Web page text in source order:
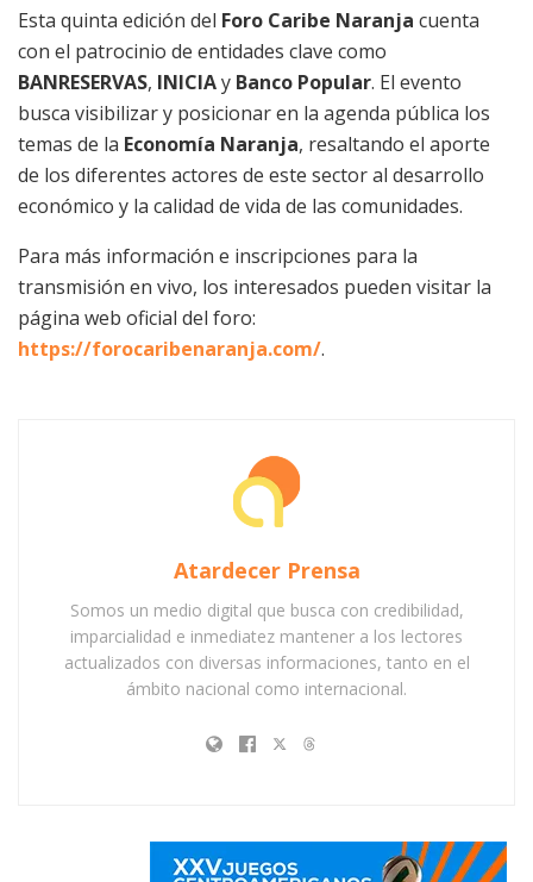
Esta quinta edición del Foro Caribe Naranja cuenta
con el patrocinio de entidades clave como
BANRESERVAS, INICIAy Banco Popular. El evento
busca visibilizar y posicionar en la agenda pública los
temas de la Economía Naranja, resaltando el aporte
de los diferentes actores de este sector al desarrollo
económico y la calidad de vida de las comunidades.
Para más información e inscripciones para la
transmisión en vivo, los interesados pueden visitar la
página web oficial del foro:
https://forocaribenaranja.com/.
Atardecer Prensa
Somos un medio digital que busca con credibilidad,
imparcialidad e inmediatez mantener a los lectores
actualizados con diversas informaciones, tanto en el
ámbito nacional como internacional.